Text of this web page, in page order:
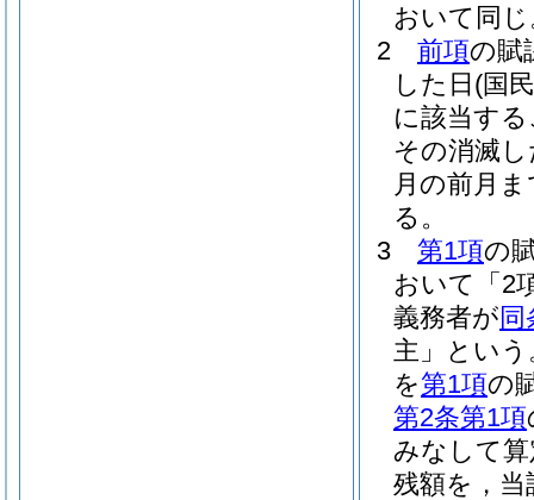
おいて同じ
2
前項の賦
した日 (国
に該当す
その消滅
月の前月
る。
3
第1項の
おいて「2
義務者が同
主」という
を第1項の
第2条第1項
みなして
残額を，